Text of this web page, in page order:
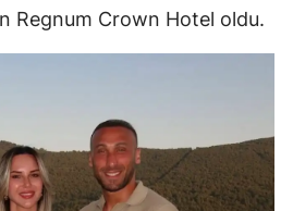
Regnum Crown Hotel oldu.